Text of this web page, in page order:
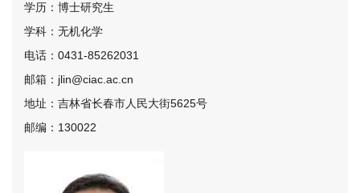
学历：博士研究生
学科：无机化学
电话：0431-85262031
邮箱：jlin@ciac.ac.cn
地址：吉林省长春市人民大街5625号
邮编：130022